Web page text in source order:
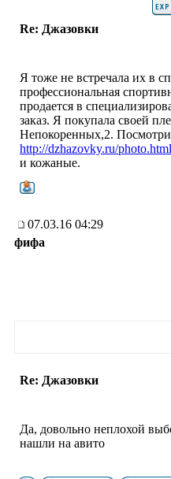
Re: Джазовки
Я тоже не встречала их в
профессиональная
продается в
заказ. Я покупала своей
Непокоренных,2.
http://dzhazovky.ru/photo.html
и кожаные.
07.03.16 04:29
фифа
Re: Джазовки
Да, довольно неплохой
нашли на авито